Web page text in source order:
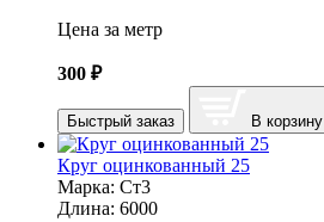
Цена за метр
300 ₽
Быстрый заказ В корзину
Круг оцинкованный 25
Марка: Ст3
Длина: 6000